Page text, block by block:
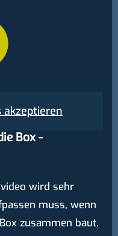
akzeptieren
Box -
wird sehr
muss, wenn
zusammen baut.